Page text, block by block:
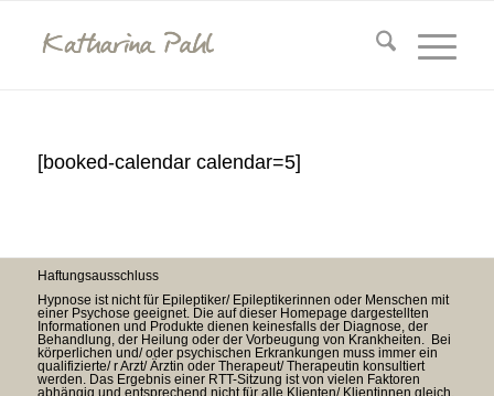
[booked-calendar calendar=5]
Haftungsausschluss
Hypnose ist nicht für Epileptiker/ Epileptikerinnen oder Menschen mit
einer Psychose geeignet. Die auf dieser Homepage dargestellten
Informationen und Produkte dienen keinesfalls der Diagnose, der
Behandlung, der Heilung oder der Vorbeugung von Krankheiten. Bei
körperlichen und/ oder psychischen Erkrankungen muss immer ein
qualifizierte/ r Arzt/ Ärztin oder Therapeut/ Therapeutin konsultiert
werden. Das Ergebnis einer RTT-Sitzung ist von vielen Faktoren